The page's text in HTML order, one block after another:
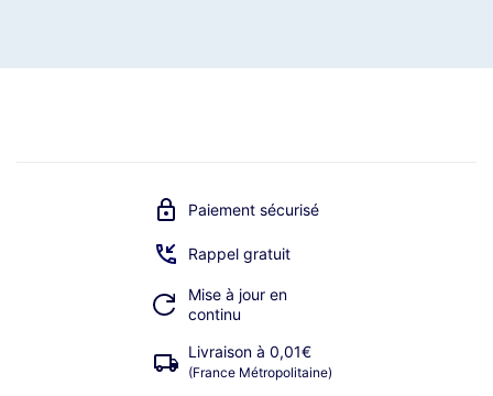
Paiement sécurisé
Rappel gratuit
Mise à jour en
continu
Livraison à 0,01€
(France Métropolitaine)